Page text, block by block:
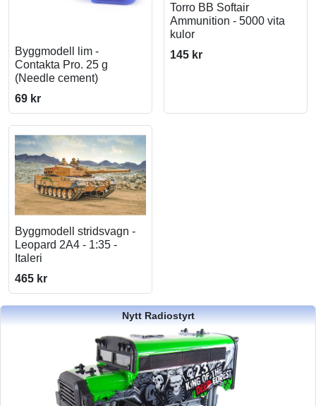
Byggmodell lim -
Contakta Pro. 25 g
(Needle cement)
69 kr
Torro BB Softair
Ammunition - 5000 vita
kulor
145 kr
Byggmodell stridsvagn -
Leopard 2A4 - 1:35 -
Italeri
465 kr
Nytt Radiostyrt